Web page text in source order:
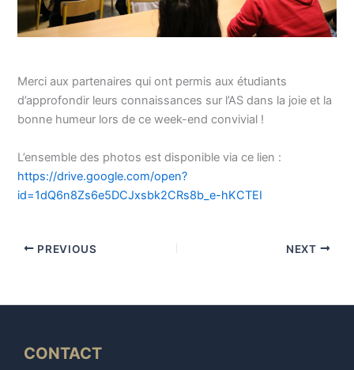
Merci aux partenaires qui ont permis aux étudiants
d’approfondir leurs connaissances sur l’AS dans la joie et la
bonne humeur lors de ce week-end convivial !
L’ensemble des photos est disponible via ce lien :
https://drive.google.com/open?
id=1dQ6n8Zs6e5DCJxsbk2CRs8b_e-hKCTEI
PREVIOUS NEXT
CONTACT